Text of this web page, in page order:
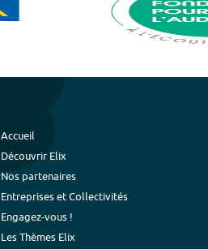
Accueil
Découvrir Elix
Nos partenaires
Entreprises et Collectivités
Engagez-vous !
Les Thèmes Elix